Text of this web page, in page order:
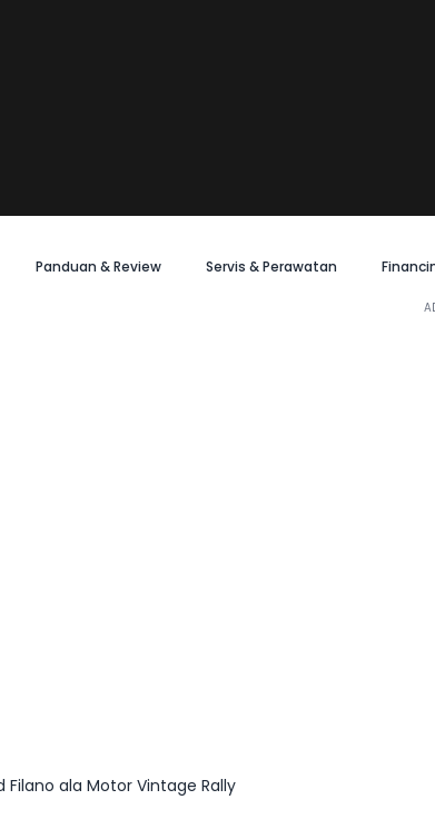
Panduan & Review Servis & Perawatan
ala Motor Vintage Rally